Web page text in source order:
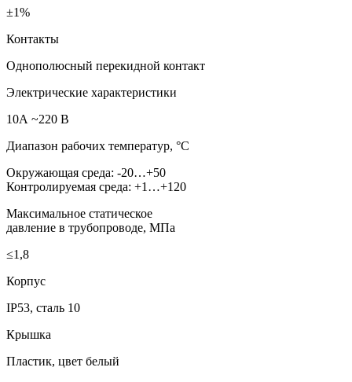
±1%
Контакты
Однополюсный перекидной контакт
Электрические характеристики
10А ~220 В
Диапазон рабочих температур, °C
Окружающая среда: -20…+50
Контролируемая среда: +1…+120
Максимальное статическое
давление в трубопроводе, МПа
≤1,8
Корпус
IP53, сталь 10
Крышка
Пластик, цвет белый